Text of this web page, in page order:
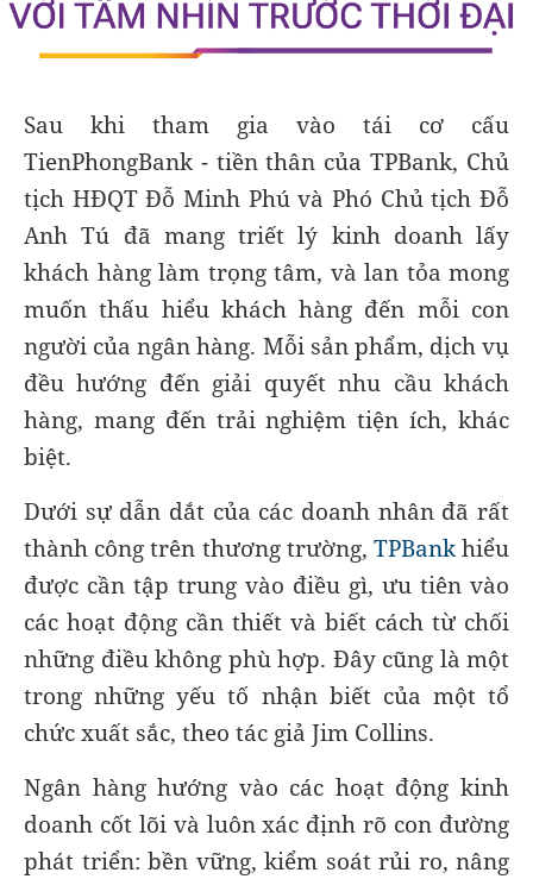
Sau khi tham gia vào tái cơ cấu
TienPhongBank - tiền thân của TPBank, Chủ
tịch HĐQT Đỗ Minh Phú và Phó Chủ tịch Đỗ
Anh Tú đã mang triết lý kinh doanh lấy
khách hàng làm trọng tâm, và lan tỏa mong
muốn thấu hiểu khách hàng đến mỗi con
người của ngân hàng. Mỗi sản phẩm, dịch vụ
đều hướng đến giải quyết nhu cầu khách
hàng, mang đến trải nghiệm tiện ích, khác
biệt.
Dưới sự dẫn dắt của các doanh nhân đã rất
thành công trên thương trường, TPBankhiểu
được cần tập trung vào điều gì, ưu tiên vào
các hoạt động cần thiết và biết cách từ chối
những điều không phù hợp. Đây cũng là một
trong những yếu tố nhận biết của một tổ
chức xuất sắc, theo tác giả Jim Collins.
Ngân hàng hướng vào các hoạt động kinh
doanh cốt lõi và luôn xác định rõ con đường
phát triển: bền vững, kiểm soát rủi ro, nâng